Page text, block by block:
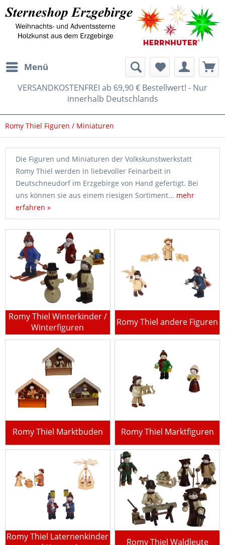
Menü
VERSANDKOSTENFREI ab 69,90 € Bestellwert! - Nur
innerhalb Deutschlands
Romy Thiel Figuren / Miniaturen
Die Figuren und Miniaturen der Volkskunstwerkstatt
Romy Thiel werden in liebevoller Feinarbeit in
Deutschneudorf im Erzgebirge von Hand gefertigt. Bei
uns können sie aus einem riesigen Sortiment... mehr
erfahren »
Romy Thiel Winterkinder /
Winterfiguren
Romy Thiel andere Figuren
Romy Thiel Marktbuden Romy Thiel Marktfiguren
Romy Thiel Laternenkinder
Romy Thiel Waldleute